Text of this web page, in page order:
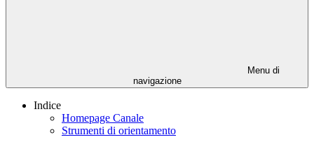
Menu di
navigazione
Indice
Homepage Canale
Strumenti di orientamento